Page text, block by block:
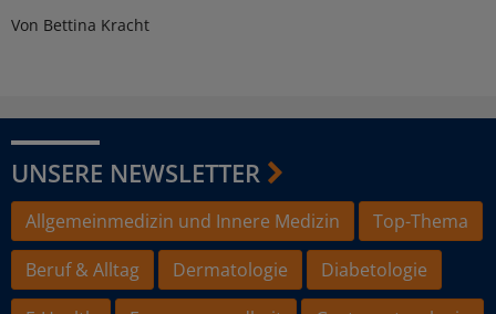
Von Bettina Kracht
UNSERE NEWSLETTER
Allgemeinmedizin und Innere Medizin
Top-Thema
Beruf & Alltag
Dermatologie
Diabetologie